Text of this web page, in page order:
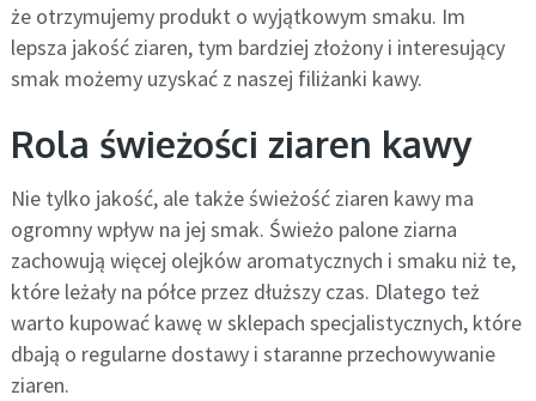
że otrzymujemy produkt o wyjątkowym smaku. Im
lepsza jakość ziaren, tym bardziej złożony i interesujący
smak możemy uzyskać z naszej filiżanki kawy.
Rola świeżości ziaren kawy
Nie tylko jakość, ale także świeżość ziaren kawy ma
ogromny wpływ na jej smak. Świeżo palone ziarna
zachowują więcej olejków aromatycznych i smaku niż te,
które leżały na półce przez dłuższy czas. Dlatego też
warto kupować kawę w sklepach specjalistycznych, które
dbają o regularne dostawy i staranne przechowywanie
ziaren.